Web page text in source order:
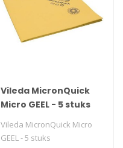
Vileda MicronQuick
Micro GEEL - 5 stuks
Vileda MicronQuick Micro
GEEL - 5 stuks